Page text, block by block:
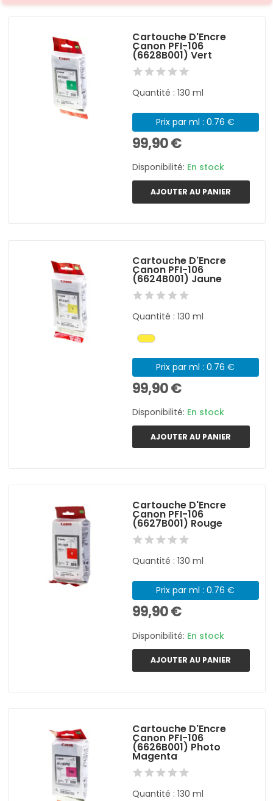
Cartouche D'Encre
Canon PFI-106
(6628B001) Vert
Quantité : 130 ml
Prix par ml : 0.76 €
99,90 €
Disponibilité: En stock
AJOUTER AU PANIER
Cartouche D'Encre
Canon PFI-106
(6624B001) Jaune
Quantité : 130 ml
Prix par ml : 0.76 €
99,90 €
Disponibilité: En stock
AJOUTER AU PANIER
Cartouche D'Encre
Canon PFI-106
(6627B001) Rouge
Quantité : 130 ml
Prix par ml : 0.76 €
99,90 €
Disponibilité: En stock
AJOUTER AU PANIER
Cartouche D'Encre
Canon PFI-106
(6626B001) Photo
Magenta
Quantité : 130 ml